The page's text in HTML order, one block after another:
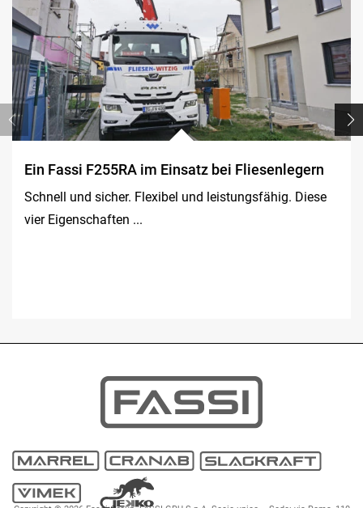
Ein Fassi F255RA im Einsatz bei Fliesenlegern
Schnell und sicher. Flexibel und leistungsfähig. Diese
vier Eigenschaften ...